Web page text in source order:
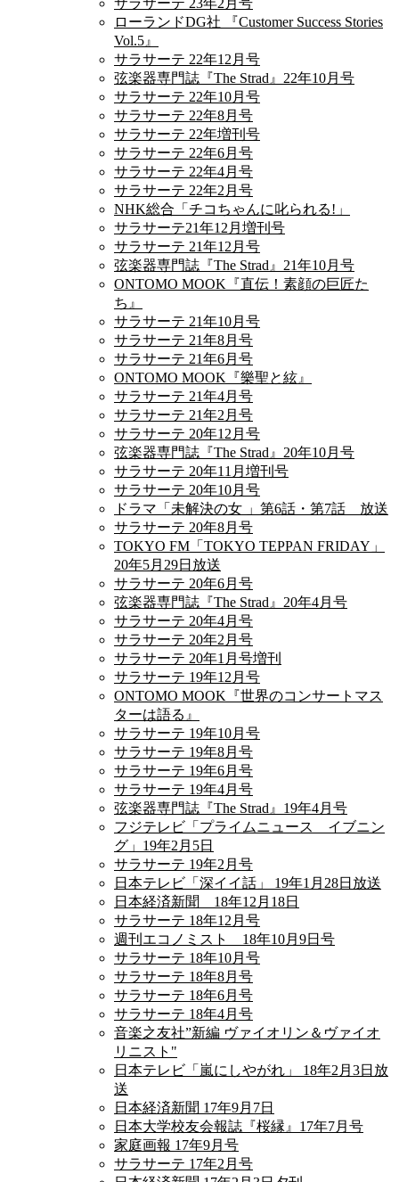
サラサーテ 23年2月号
ローランドDG社 『Customer Success Stories
Vol.5』
サラサーテ 22年12月号
弦楽器専門誌『The Strad』22年10月号
サラサーテ 22年10月号
サラサーテ 22年8月号
サラサーテ 22年増刊号
サラサーテ 22年6月号
サラサーテ 22年4月号
サラサーテ 22年2月号
NHK総合「チコちゃんに叱られる!」
サラサーテ21年12月増刊号
サラサーテ 21年12月号
弦楽器専門誌『The Strad』21年10月号
ONTOMO MOOK『直伝！素顔の巨匠た
ち』
サラサーテ 21年10月号
サラサーテ 21年8月号
サラサーテ 21年6月号
ONTOMO MOOK『樂聖と絃』
サラサーテ 21年4月号
サラサーテ 21年2月号
サラサーテ 20年12月号
弦楽器専門誌『The Strad』20年10月号
サラサーテ 20年11月増刊号
サラサーテ 20年10月号
ドラマ「未解決の女 」第6話・第7話 放送
サラサーテ 20年8月号
TOKYO FM「TOKYO TEPPAN FRIDAY」
20年5月29日放送
サラサーテ 20年6月号
弦楽器専門誌『The Strad』20年4月号
サラサーテ 20年4月号
サラサーテ 20年2月号
サラサーテ 20年1月号増刊
サラサーテ 19年12月号
ONTOMO MOOK『世界のコンサートマス
ターは語る』
サラサーテ 19年10月号
サラサーテ 19年8月号
サラサーテ 19年6月号
サラサーテ 19年4月号
弦楽器専門誌『The Strad』19年4月号
フジテレビ「プライムニュース イブニン
グ」19年2月5日
サラサーテ 19年2月号
日本テレビ「深イイ話」 19年1月28日放送
日本経済新聞 18年12月18日
サラサーテ 18年12月号
週刊エコノミスト 18年10月9日号
サラサーテ 18年10月号
サラサーテ 18年8月号
サラサーテ 18年6月号
サラサーテ 18年4月号
音楽之友社”新編 ヴァイオリン＆ヴァイオ
リニスト"
日本テレビ「嵐にしやがれ」 18年2月3日放
送
日本経済新聞 17年9月7日
日本大学校友会報誌『桜縁』17年7月号
家庭画報 17年9月号
サラサーテ 17年2月号